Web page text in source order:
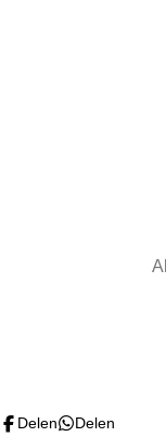
b
a
Delen Delen